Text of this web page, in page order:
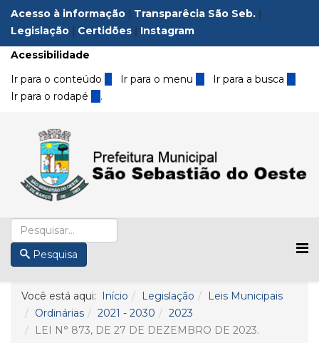
Acesso à informação | Transparêcia São Seb. |
Legislação | Certidões | Instagram
Acessibilidade
Ir para o conteúdo 1 Ir para o menu 2 Ir para a busca3
Ir para o rodapé 4 .
Pesquisa
Você está aqui: Início Legislação
Leis Municipais
Ordinárias
2021 - 2030
2023
LEI N° 873, DE 27 DE DEZEMBRO DE 2023.